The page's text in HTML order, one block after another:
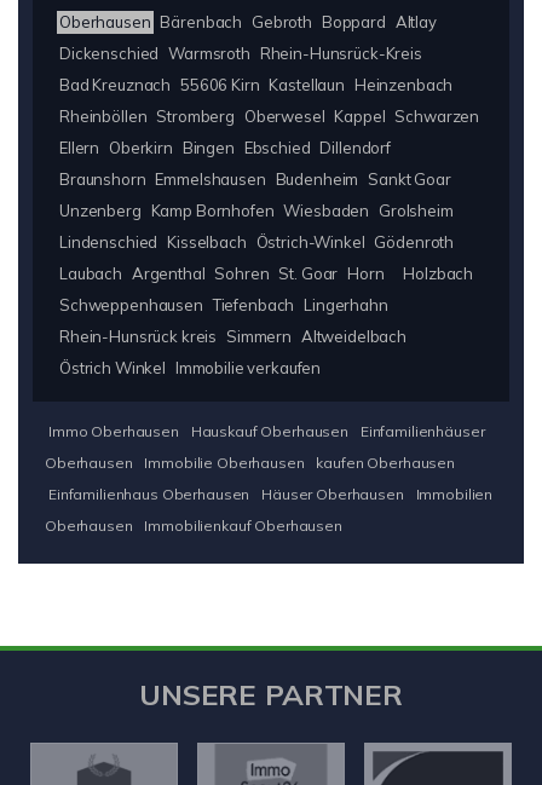
Oberhausen Bärenbach Gebroth Boppard Altlay
Dickenschied Warmsroth
Rhein-Hunsrück-Kreis
Bad Kreuznach 55606 Kirn Kastellaun
Heinzenbach
Rheinböllen Stromberg Oberwesel Kappel Schwarzen
Ellern
Oberkirn Bingen Ebschied Dillendorf
Braunshorn Emmelshausen Budenheim
Sankt Goar
Unzenberg
Kamp Bornhofen Wiesbaden
Grolsheim
Lindenschied
Kisselbach Östrich-Winkel Gödenroth
Laubach Argenthal Sohren St. Goar Horn
Holzbach
Schweppenhausen Tiefenbach
Lingerhahn
Rhein-Hunsrück kreis
Simmern Altweidelbach
Östrich Winkel
Immobilie verkaufen
Immo Oberhausen Hauskauf Oberhausen
Einfamilienhäuser
Oberhausen
Immobilie Oberhausen
kaufen Oberhausen
Einfamilienhaus Oberhausen
Häuser Oberhausen
Immobilien
Oberhausen
Immobilienkauf Oberhausen
UNSERE PARTNER